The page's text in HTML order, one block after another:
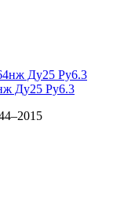
Ду25 Ру6.3